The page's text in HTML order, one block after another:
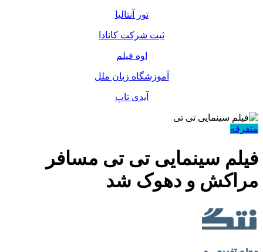
تور آنتالیا
ثبت شرکت کانادا
اوه فیلم
آموزشگاه زبان ملل
آیدی تاپ
متفرقه
فیلم سینمایی تی تی مسافر
مراکش و دهوک شد